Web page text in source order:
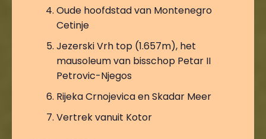
Oude hoofdstad van Montenegro
Cetinje
Jezerski Vrh top (1.657m), het
mausoleum van bisschop Petar II
Petrovic-Njegos
Rijeka Crnojevica en Skadar Meer
Vertrek vanuit Kotor